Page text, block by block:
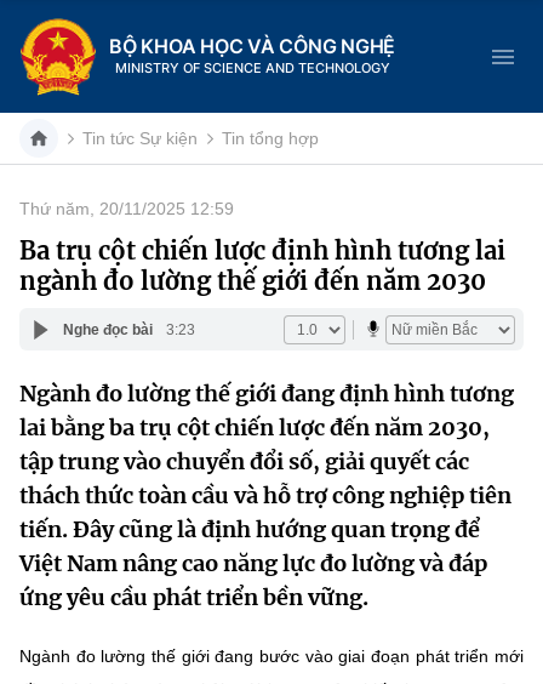
BỘ KHOA HỌC VÀ CÔNG NGHỆ
MINISTRY OF SCIENCE AND TECHNOLOGY
Danh mục
Trang chủ
Giới thiệu
Chức năng nhiệm vụ
Cơ cấu tổ chức
Lịch sử phát triển
Sở Khoa học và Công nghệ
Tin tức sự kiện
Khoa học và Công nghệ
Đổi mới sáng tạo
Chuyển đổi số
Dịch vụ công
Hệ thống văn bản
Văn bản QPPL
MST IOFFICE
Tin tức Sự kiện Tin tổng hợp
Thứ năm, 20/11/2025 12:59
Ba trụ cột chiến lược định hình tương lai
ngành đo lường thế giới đến năm 2030
Nghe đọc bài 3:23
Ngành đo lường thế giới đang định hình tương
lai bằng ba trụ cột chiến lược đến năm 2030,
tập trung vào chuyển đổi số, giải quyết các
thách thức toàn cầu và hỗ trợ công nghiệp tiên
tiến. Đây cũng là định hướng quan trọng để
Việt Nam nâng cao năng lực đo lường và đáp
ứng yêu cầu phát triển bền vững.
Ngành đo lường thế giới đang bước vào giai đoạn phát triển mới